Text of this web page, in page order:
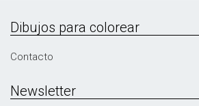
Dibujos para colorear
Contacto
Newsletter